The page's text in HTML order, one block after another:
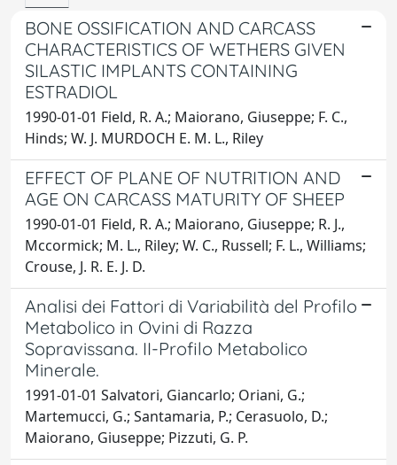
BONE OSSIFICATION AND CARCASS
CHARACTERISTICS OF WETHERS GIVEN
SILASTIC IMPLANTS CONTAINING
ESTRADIOL
1990-01-01 Field, R. A.; Maiorano, Giuseppe; F. C.,
Hinds; W. J. MURDOCH E. M. L., Riley
EFFECT OF PLANE OF NUTRITION AND
AGE ON CARCASS MATURITY OF SHEEP
1990-01-01 Field, R. A.; Maiorano, Giuseppe; R. J.,
Mccormick; M. L., Riley; W. C., Russell; F. L., Williams;
Crouse, J. R. E. J. D.
Analisi dei Fattori di Variabilità del Profilo
Metabolico in Ovini di Razza
Sopravissana. II-Profilo Metabolico
Minerale.
1991-01-01 Salvatori, Giancarlo; Oriani, G.;
Martemucci, G.; Santamaria, P.; Cerasuolo, D.;
Maiorano, Giuseppe; Pizzuti, G. P.